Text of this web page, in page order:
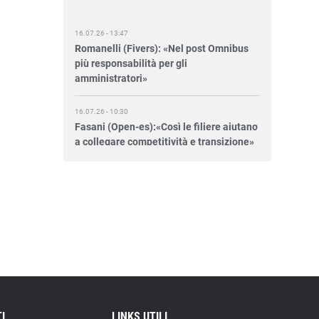
Romanelli (Fivers): «Nel post Omnibus
più responsabilità per gli
amministratori»
16.07.26 - 10:30
Fasani (Open-es):«Così le filiere aiutano
a collegare competitività e transizione»
vecchie scorteLINKS UTILI